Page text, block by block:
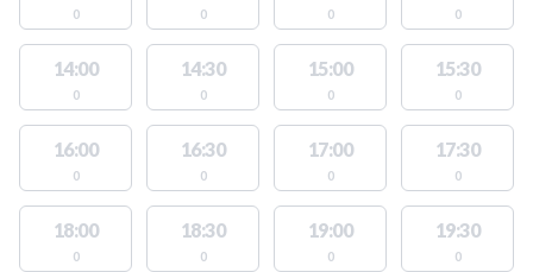
0 0 0 0
14:00
0
14:30
0
15:00
0
15:30
0
16:00
0
16:30
0
17:00
0
17:30
0
18:00
0
18:30
0
19:00
0
19:30
0